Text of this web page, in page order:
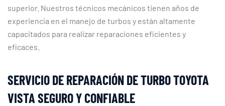
superior. Nuestros técnicos mecánicos tienen años de
experiencia en el manejo de turbos y están altamente
capacitados para realizar reparaciones eficientes y
eficaces.
SERVICIO DE REPARACIÓN DE TURBO TOYOTA
VISTA SEGURO Y CONFIABLE